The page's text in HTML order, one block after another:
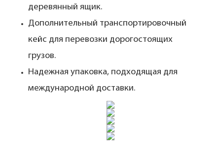
деревянный ящик.
Дополнительный транспортировочный
кейс для перевозки дорогостоящих
грузов.
Надежная упаковка, подходящая для
международной доставки.